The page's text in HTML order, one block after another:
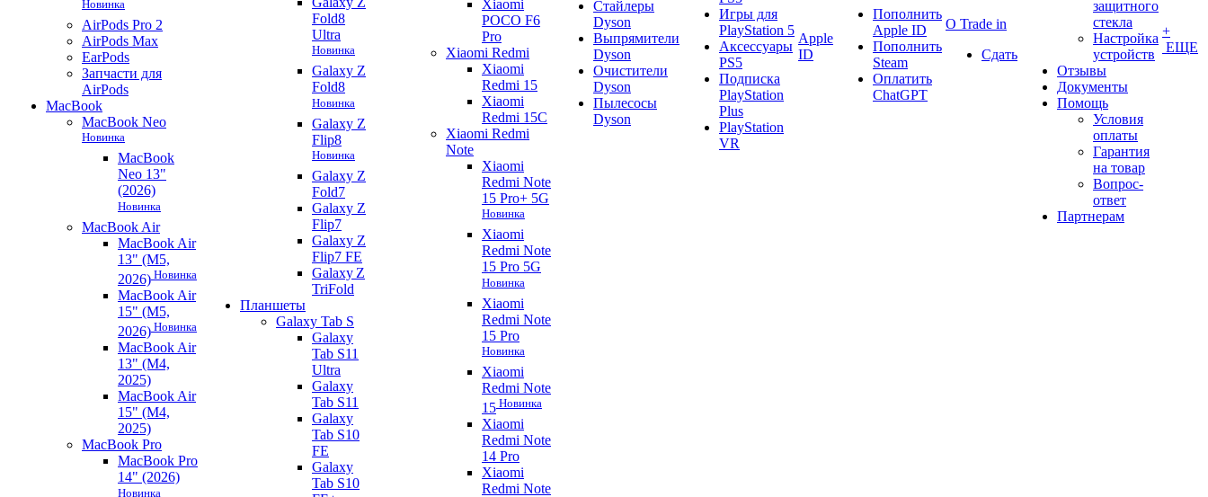
Новинка
AirPods Pro 2
AirPods Max
EarPods
Запчасти для
AirPods
MacBook
MacBook Neo
Новинка
MacBook
Neo 13"
(2026)
Новинка
MacBook Air
MacBook Air
13" (M5,
2026) Новинка
MacBook Air
15" (M5,
2026) Новинка
MacBook Air
13" (M4,
2025)
MacBook Air
15" (M4,
2025)
MacBook Pro
MacBook Pro
14" (2026)
Новинка
Fold8
Ultra
Новинка
Galaxy Z
Fold8
Новинка
Galaxy Z
Flip8
Новинка
Galaxy Z
Fold7
Galaxy Z
Flip7
Galaxy Z
Flip7 FE
Galaxy Z
TriFold
Планшеты
Galaxy Tab S
Galaxy
Tab S11
Ultra
Galaxy
Tab S11
Galaxy
Tab S10
FE
Galaxy
Tab S10
Xiaomi
POCO F6
Pro
Xiaomi Redmi
Xiaomi
Redmi 15
Xiaomi
Redmi 15C
Xiaomi Redmi
Note
Xiaomi
Redmi Note
15 Pro+ 5G
Новинка
Xiaomi
Redmi Note
15 Pro 5G
Новинка
Xiaomi
Redmi Note
15 Pro
Новинка
Xiaomi
Redmi Note
15 Новинка
Xiaomi
Redmi Note
14 Pro
Xiaomi
Redmi Note
Стайлеры
Dyson
Выпрямители
Dyson
Очистители
Dyson
Пылесосы
Dyson
Игры для
PlayStation 5
Аксессуары
PS5
Подписка
PlayStation
Plus
PlayStation
VR
Apple
ID
Пополнить
Apple ID
Пополнить
Steam
Оплатить
ChatGPT
О Trade in
Сдать
защитного
стекла
Настройка
устройств
Отзывы
Документы
Помощь
Условия
оплаты
Гарантия
на товар
Вопрос-
ответ
Партнерам
+
ЕЩЕ